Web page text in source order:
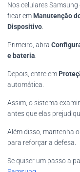
Nos celulares
ficar em Manutenção
Dispositivo
Primeiro, abra
e bateria
Depois, entre em
automática.
Assim, o sistema
antes que elas
Além disso, mantenha o
para reforçar a defesa.
Se quiser um passo a